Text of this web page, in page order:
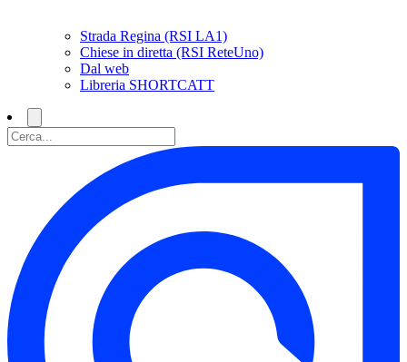
Strada Regina (RSI LA1)
Chiese in diretta (RSI ReteUno)
Dal web
Libreria SHORTCATT